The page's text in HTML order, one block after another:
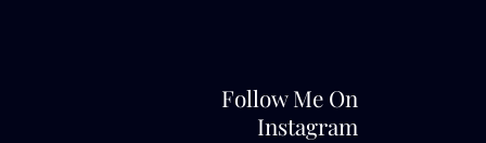
Follow Me On
Instagram